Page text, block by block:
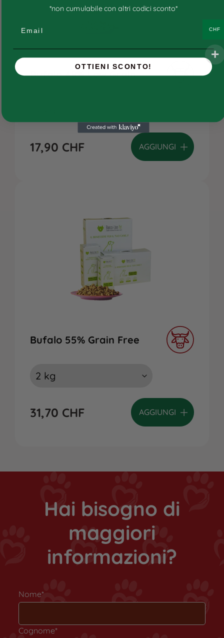
FAQs
Chi siamo
Bufalo 48% Low Grain
17,90 CHF AGGIUNGI
Bufalo 55% Grain Free
31,70 CHF AGGIUNGI
Hai bisogno di
maggiori
informazioni?
Nome*
Cognome*
CHF
*non cumulabile con altri codici sconto*
OTTIENI SCONTO!